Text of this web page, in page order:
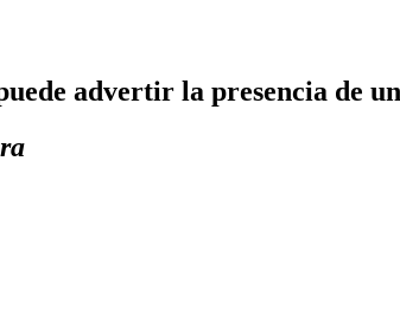
advertir la presencia de